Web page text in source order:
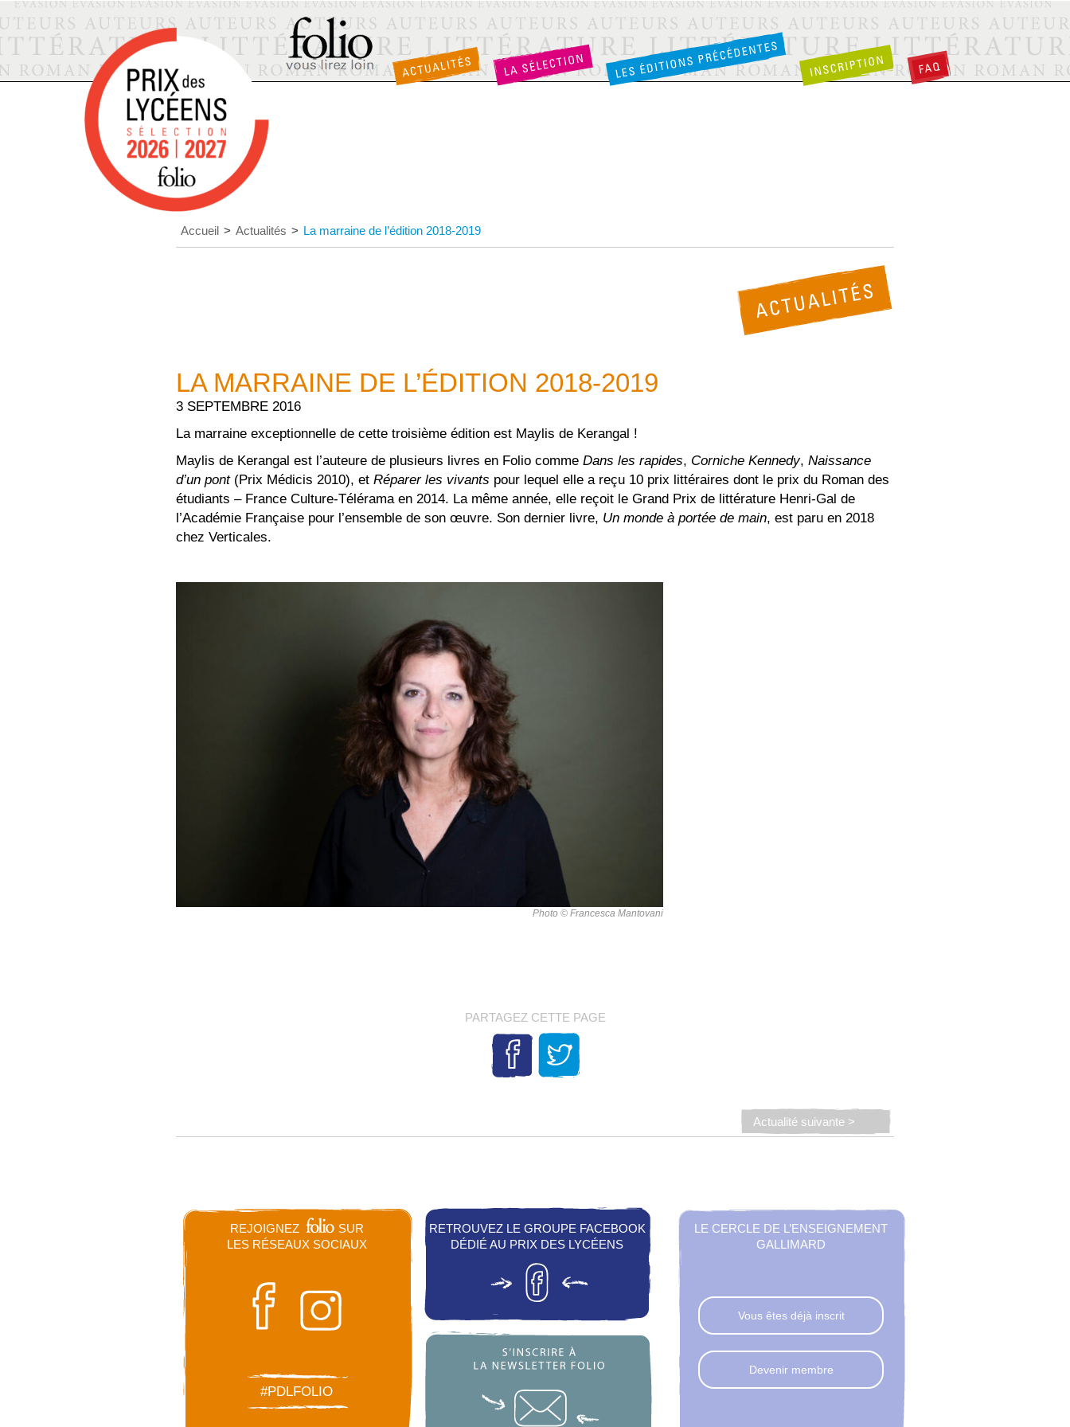
Accueil > Actualités > La marraine de l’édition 2018-2019
LA MARRAINE DE L’ÉDITION 2018-2019
3 SEPTEMBRE 2016
La marraine exceptionnelle de cette troisième édition est Maylis de Kerangal !
Maylis de Kerangal est l’auteure de plusieurs livres en Folio comme Dans les rapides, Corniche Kennedy, Naissance
d’un pont(Prix Médicis 2010), et Réparer les vivants pour lequel elle a reçu 10 prix littéraires dont le prix du Roman des
étudiants – France Culture-Télérama en 2014. La même année, elle reçoit le Grand Prix de littérature Henri-Gal de
l’Académie Française pour l’ensemble de son œuvre. Son dernier livre, Un monde à portée de main, est paru en 2018
chez Verticales.
Photo © Francesca Mantovani
PARTAGEZ CETTE PAGE
Actualité suivante >
REJOIGNEZ
SUR
LES RÉSEAUX SOCIAUX
#PDLFOLIO
RETROUVEZ LE GROUPE FACEBOOK
DÉDIÉ AU PRIX DES LYCÉENS
LE CERCLE DE L’ENSEIGNEMENT
GALLIMARD
Vous êtes déjà inscrit
Devenir membre